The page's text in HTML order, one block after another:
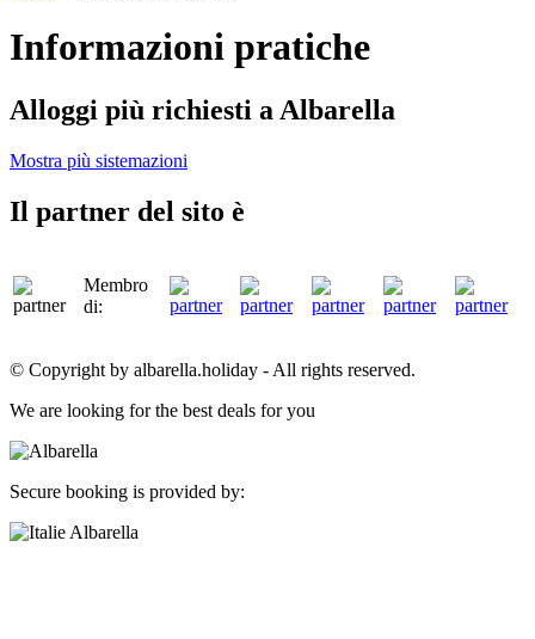
Informazioni pratiche
Alloggi più richiesti a Albarella
Mostra più sistemazioni
Il partner del sito è
Membro
di:
© Copyright by albarella.holiday - All rights reserved.
We are looking for the best deals for you
Secure booking is provided by: